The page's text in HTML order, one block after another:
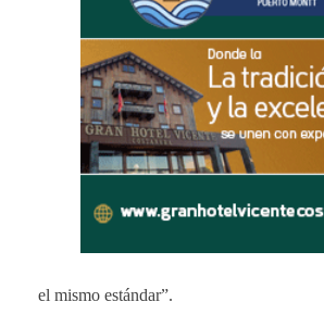
el mismo estándar”.